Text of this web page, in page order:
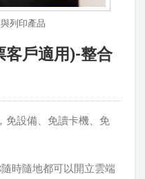
與列印產品
客戶適用)-整合
免設備、免讀卡機、免
時隨地都可以開立雲端